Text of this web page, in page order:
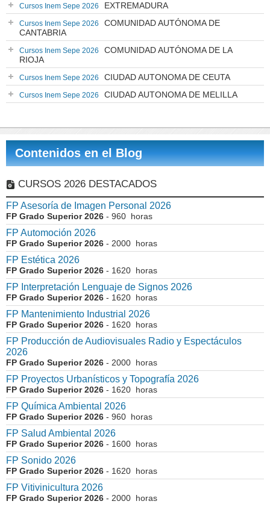
Cursos Inem Sepe 2026 EXTREMADURA
Cursos Inem Sepe 2026
COMUNIDAD AUTÓNOMA DE
CANTABRIA
Cursos Inem Sepe 2026
COMUNIDAD AUTÓNOMA DE LA
RIOJA
Cursos Inem Sepe 2026 CIUDAD AUTONOMA DE CEUTA
Cursos Inem Sepe 2026 CIUDAD AUTONOMA DE MELILLA
Contenidos en el Blog
CURSOS 2026 DESTACADOS
FP Asesoría de Imagen Personal 2026
FP Grado Superior 2026 - 960 horas
FP Automoción 2026
FP Grado Superior 2026 - 2000 horas
FP Estética 2026
FP Grado Superior 2026 - 1620 horas
FP Interpretación Lenguaje de Signos 2026
FP Grado Superior 2026 - 1620 horas
FP Mantenimiento Industrial 2026
FP Grado Superior 2026 - 1620 horas
FP Producción de Audiovisuales Radio y Espectáculos
2026
FP Grado Superior 2026 - 2000 horas
FP Proyectos Urbanísticos y Topografía 2026
FP Grado Superior 2026 - 1620 horas
FP Química Ambiental 2026
FP Grado Superior 2026 - 960 horas
FP Salud Ambiental 2026
FP Grado Superior 2026 - 1600 horas
FP Sonido 2026
FP Grado Superior 2026 - 1620 horas
FP Vitivinicultura 2026
FP Grado Superior 2026 - 2000 horas